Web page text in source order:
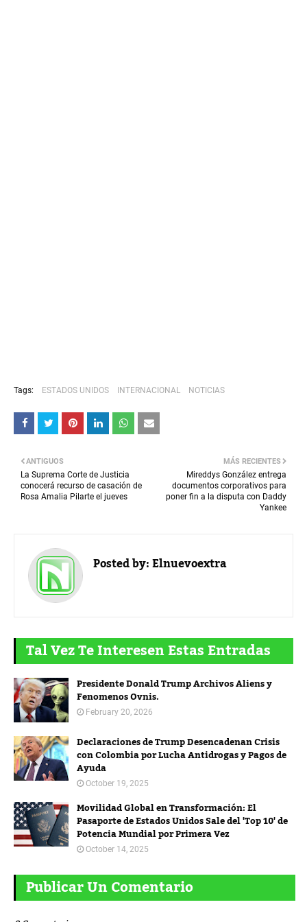
Tags: ESTADOS UNIDOS INTERNACIONAL NOTICIAS
MÁS RECIENTES
Mireddys González entrega
documentos corporativos para
poner fin a la disputa con Daddy
Yankee
ANTIGUOS
La Suprema Corte de Justicia
conocerá recurso de casación de
Rosa Amalia Pilarte el jueves
Posted by:Elnuevoextra
Tal Vez Te Interesen Estas Entradas
Presidente Donald Trump Archivos Aliens y
Fenomenos Ovnis.
February 20, 2026
Declaraciones de Trump Desencadenan Crisis
con Colombia por Lucha Antidrogas y Pagos de
Ayuda
October 19, 2025
Movilidad Global en Transformación: El
Pasaporte de Estados Unidos Sale del 'Top 10' de
Potencia Mundial por Primera Vez
October 14, 2025
Publicar Un Comentario